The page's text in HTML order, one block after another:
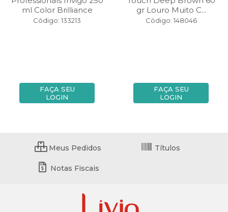
ml Color Brilliance
Código: 133213
FAÇA SEU
LOGIN
gr Louro Muito C...
Código: 148046
FAÇA SEU
LOGIN
Meus Pedidos Títulos
Notas Fiscais